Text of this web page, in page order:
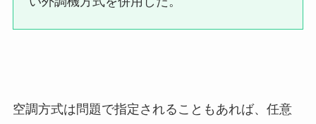
空調方式は問題で指定されることもあれば、任意